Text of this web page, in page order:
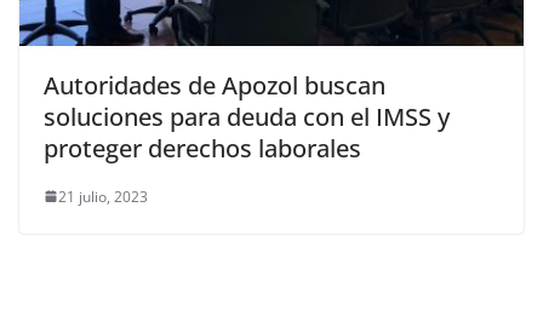
Autoridades de Apozol buscan
soluciones para deuda con el IMSS y
proteger derechos laborales
21 julio, 2023